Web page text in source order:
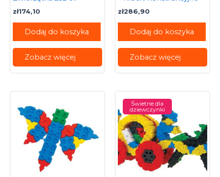
zł174,10
Dodaj do koszyka
Zobacz więcej
zł286,90
Dodaj do koszyka
Zobacz więcej
Świetne dla
dziewczynki